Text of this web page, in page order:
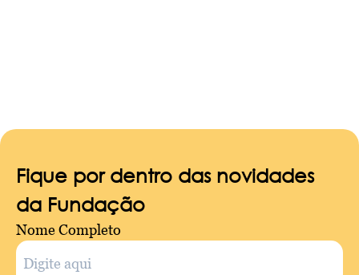
Fique por dentro das novidades
da Fundação
Nome Completo